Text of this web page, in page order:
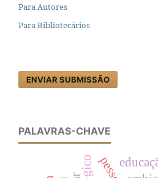
Para Autores
Para Bibliotecários
ENVIAR SUBMISSÃO
PALAVRAS-CHAVE